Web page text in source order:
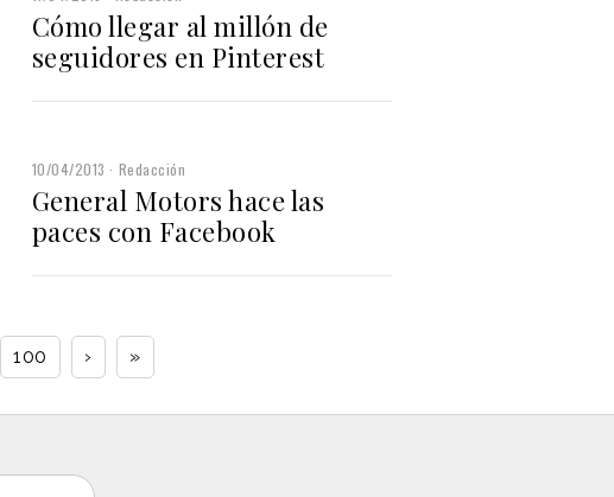
Cómo llegar al millón de
seguidores en Pinterest
10/04/2013 Redacción
General Motors hace las
paces con Facebook
100 › »